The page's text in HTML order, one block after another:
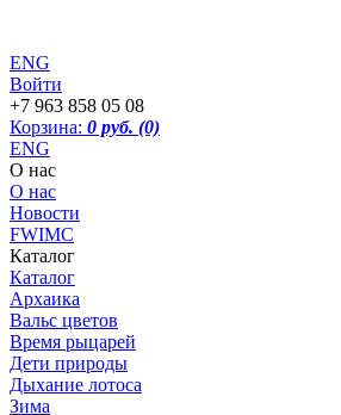
ENG
Войти
+7 963 858 05 08
Корзина: 0 руб. (0)
ENG
О нас
О нас
Новости
FWIMC
Каталог
Каталог
Архаика
Вальс цветов
Время рыцарей
Дети природы
Дыхание лотоса
Зима